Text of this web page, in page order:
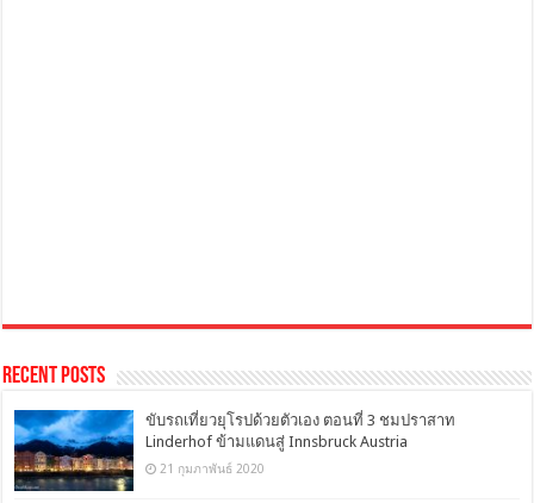
Recent Posts
ขับรถเที่ยวยุโรปด้วยตัวเอง ตอนที่ 3 ชมปราสาท
Linderhof ข้ามแดนสู่ Innsbruck Austria
21 กุมภาพันธ์ 2020